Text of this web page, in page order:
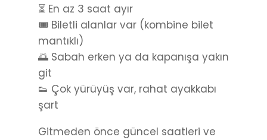
⏳ En az 3 saat ayır
🎟️ Biletli alanlar var (kombine bilet
mantıklı)
🌅 Sabah erken ya da kapanışa yakın
git
👟 Çok yürüyüş var, rahat ayakkabı
şart
Gitmeden önce güncel saatleri ve